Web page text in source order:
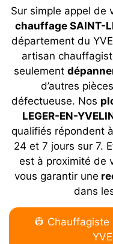
Sur simple appel de
chauffage SAINT-
département du
artisan
seulement
d’autres
défectueuse. Nos
LEGER-EN-
qualifiés répondent
24 et 7 jours sur 7.
est à proximité de
vous garantir une
dans
👷 Chauffagiste